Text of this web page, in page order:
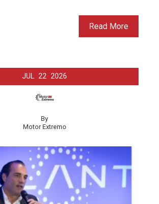
Read More
JUL 22 2026
By
Motor Extremo